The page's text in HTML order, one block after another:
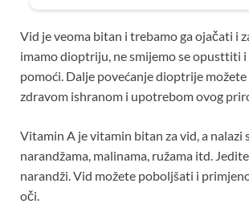
Vid je veoma bitan i trebamo ga ojačati i
imamo dioptriju, ne smijemo se opusttiti
pomoći. Dalje povećanje dioptrije
zdravom ishranom i upotrebom ovog
Vitamin A je vitamin bitan za vid, a nalazi
narandžama, malinama, ružama itd.
narandži. Vid možete poboljšati i
oči.